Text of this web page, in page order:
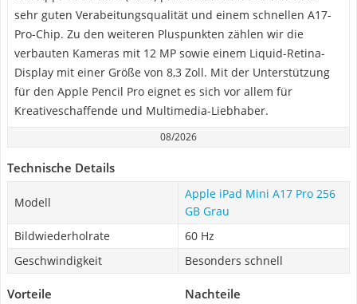
sehr guten Verabeitungsqualität und einem schnellen A17-
Pro-Chip. Zu den weiteren Pluspunkten zählen wir die
verbauten Kameras mit 12 MP sowie einem Liquid-Retina-
Display mit einer Größe von 8,3 Zoll. Mit der Unterstützung
für den Apple Pencil Pro eignet es sich vor allem für
Kreativeschaffende und Multimedia-Liebhaber.
08/2026
Technische Details
Modell
Apple iPad Mini A17 Pro 256
GB Grau
Bildwiederholrate
60 Hz
Geschwindigkeit
Besonders schnell
Vorteile Nachteile